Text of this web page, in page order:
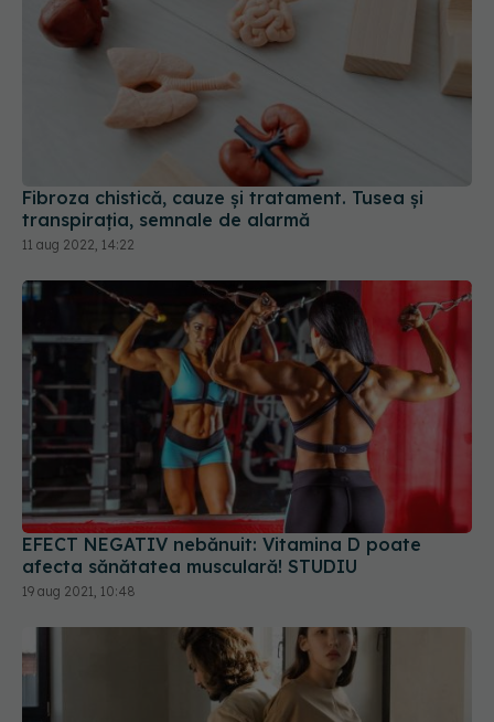
Fibroza chistică, cauze și tratament. Tusea și
transpirația, semnale de alarmă
11 aug 2022, 14:22
EFECT NEGATIV nebănuit: Vitamina D poate
afecta sănătatea musculară! STUDIU
19 aug 2021, 10:48